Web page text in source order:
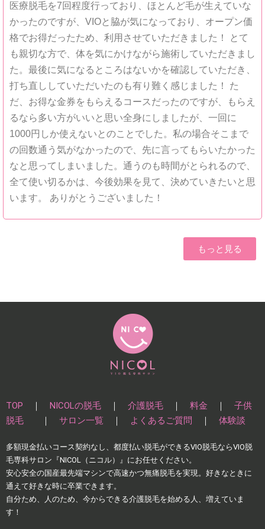
医療脱毛を7回程度行っており、ほとんど毛が生えていな
かったのですが、VIOと脇が気になっており、オープン価
格でお得だったため、利用させていただきました！ とて
も親切な方で、体を気にかけながら施術していただきまし
た。最後に気になるところはないかを確認していただき、
打ち直ししていただいたのも有り難く感じました！ た
だ、お得な金券をもらえるコースだったのですが、もらえ
るなら多い方がいいと思い全身にしましたが、一回に
1000円しか使えないとのことでした。私の場合そこまで
の回数通う気がなかったので、先に言ってもらいたかった
なと思ってしまいました。通うのも時間がとられるので、
全て使い切るかは、今後効果を見て、決めていきたいと思
います。 ありがとうございました！
もっと見る
TOP ｜ NICOLの脱毛 ｜ 介護脱毛 ｜ 料金 ｜ 子供
脱毛
｜ サロン一覧 ｜ よくあるご質問 ｜ 体験談
多額現⾦払いコース契約なし、都度払い脱⽑ができるVIO脱毛ならVIO脱
毛専科サロン『NICOL（ニコル）』にお任せください。
安⼼安全の国産最先端マシンで⾼速かつ無痛脱⽑を実現。好きなときに
通えて好きな時に卒業できます。
自分ため、人のため、今からできる介護脱毛を始める人、増えていま
す！